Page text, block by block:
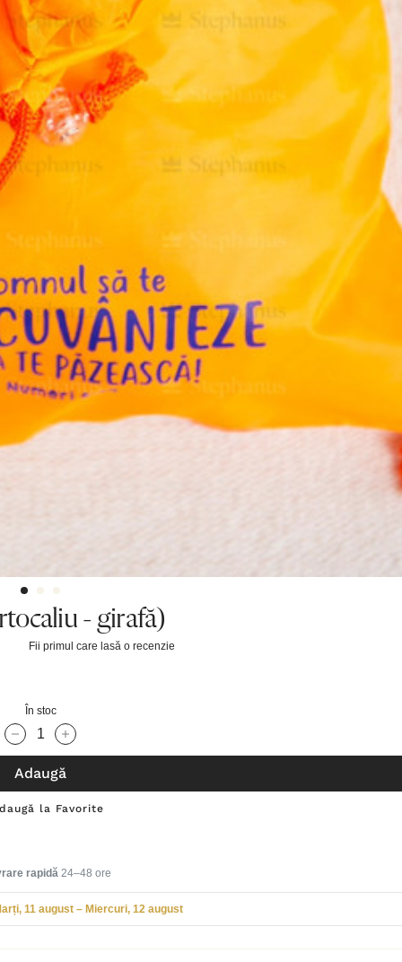
- girafă)
Fii primul care lasă o recenzie
În stoc
Adaugă
la Favorite
rapidă24–48 ore
11 august – Miercuri, 12 august